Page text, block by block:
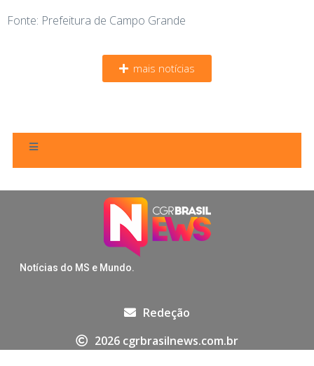
Fonte: Prefeitura de Campo Grande
mais notícias
Notícias do MS e Mundo.
Redeção
2026 cgrbrasilnews.com.br